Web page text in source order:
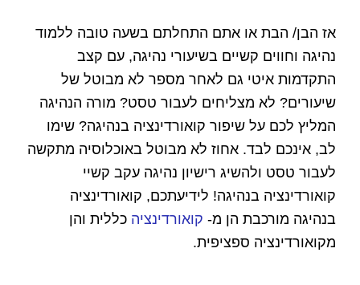
אז הבן/ הבת או אתם התחלתם בשעה טובה ללמוד
נהיגה וחווים קשיים בשיעורי נהיגה, עם קצב
התקדמות איטי גם לאחר מספר לא מבוטל של
שיעורים? לא מצליחים לעבור טסט? מורה הנהיגה
המליץ לכם על שיפור קואורדינציה בנהיגה? שימו
לב, אינכם לבד. אחוז לא מבוטל באוכלוסיה מתקשה
לעבור טסט ולהשיג רישיון נהיגה עקב קשיי
קואורדינציה בנהיגה! לידיעתכם, קואורדינציה
בנהיגה מורכבת הן מ- קואורדינציה כללית והן
מקואורדינציה ספציפית.